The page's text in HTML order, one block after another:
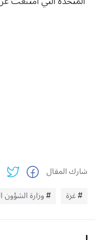
شارك المقال
غزة
وزارة الشؤون